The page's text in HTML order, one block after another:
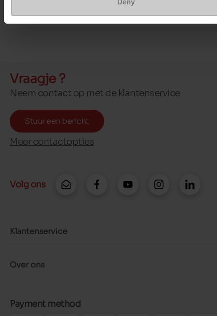
Deny
Vraagje ?
Neem contact op met de klantenservice
Stuur een bericht
Meer contactopties
Volg ons
Klantenservice
Over ons
Payment method